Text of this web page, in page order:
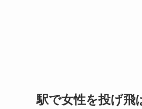
駅で女性を投げ